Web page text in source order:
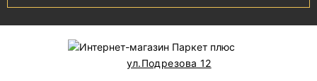
ул.Подрезова 12